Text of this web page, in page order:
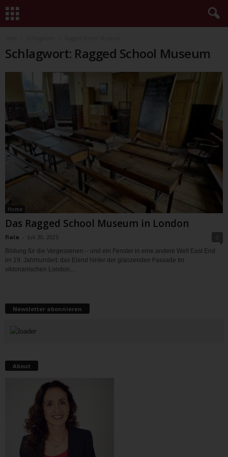
Schlagwort: Ragged School Museum
Home
Das Ragged School Museum in London
fiala - Juli 30, 2025
Bildung für die Vergessenen – und ein Fenster in eine andere Welt East End
im 19. Jahrhundert: das Elend hinter der glänzenden Fassade Im
viktorianischen London,...
Newsletter abonnieren
About